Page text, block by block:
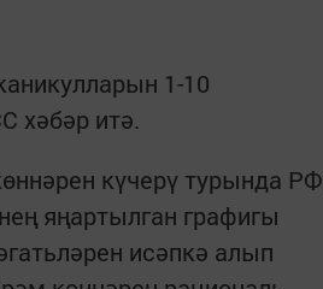
1-10
хәбәр итә.
күчерү турында РФ
яңартылган графигы
исәпкә алып